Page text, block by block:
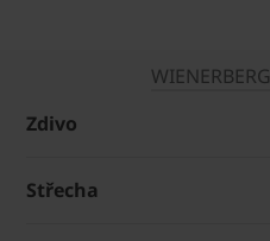
Zdivo
Střecha